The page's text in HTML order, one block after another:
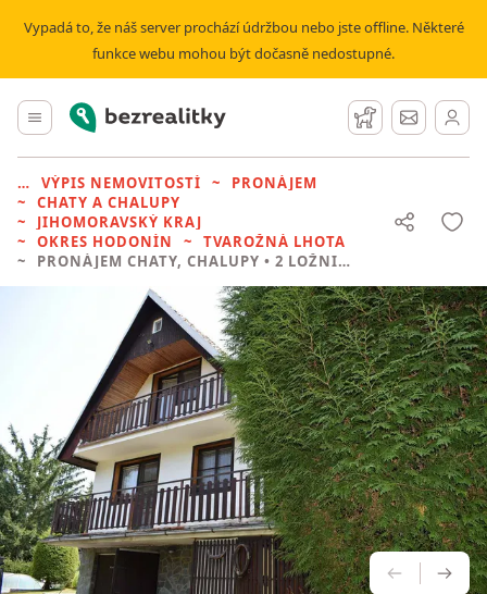
Vypadá to, že náš server prochází údržbou nebo jste offline. Některé
funkce webu mohou být dočasně nedostupné.
Hlavní menu
Bezrealitky Hlídací pes
Zprávy
VÝPIS NEMOVITOSTÍ
PRONÁJEM
CHATY A CHALUPY
JIHOMORAVSKÝ KRAJ
OKRES HODONÍN
TVAROŽNÁ LHOTA
PRONÁJEM CHATY, CHALUPY • 2 LOŽNICE BEZ REALITKY